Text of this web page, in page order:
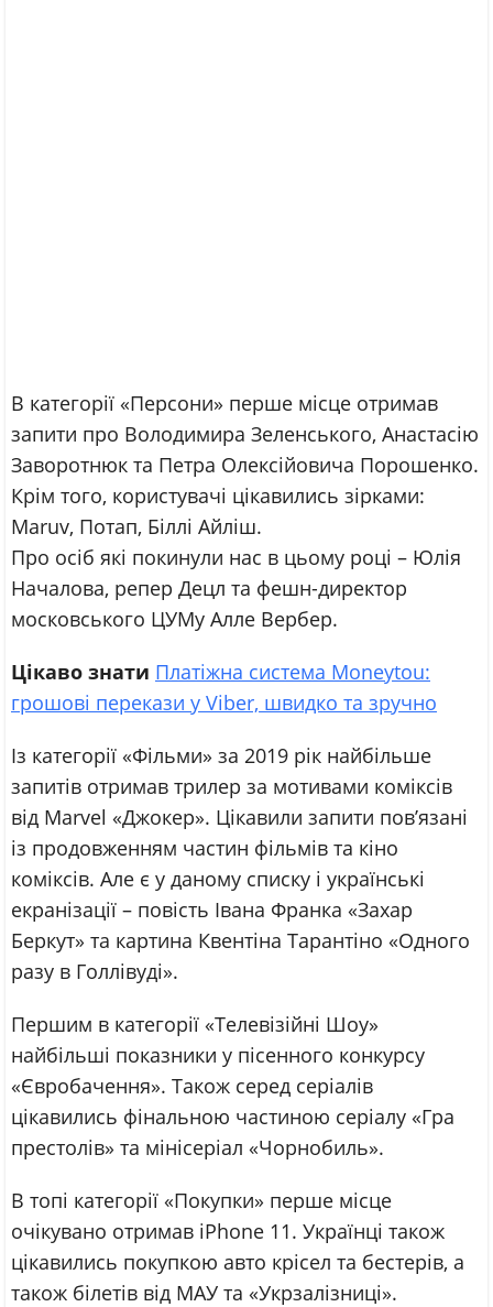
В категорії «Персони» перше місце отримав
запити про Володимира Зеленського, Анастасію
Заворотнюк та Петра Олексійовича Порошенко.
Крім того, користувачі цікавились зірками:
Maruv, Потап, Біллі Айліш.
Про осіб які покинули нас в цьому році – Юлія
Началова, репер Децл та фешн-директор
московського ЦУМу Алле Вербер.
Цікаво знати Платіжна система Moneytou:
грошові перекази у Viber, швидко та зручно
Із категорії «Фільми» за 2019 рік найбільше
запитів отримав трилер за мотивами коміксів
від Marvel «Джокер». Цікавили запити пов’язані
із продовженням частин фільмів та кіно
коміксів. Але є у даному списку і українські
екранізації – повість Івана Франка «Захар
Беркут» та картина Квентіна Тарантіно «Одного
разу в Голлівуді».
Першим в категорії «Телевізійні Шоу»
найбільші показники у пісенного конкурсу
«Євробачення». Також серед серіалів
цікавились фінальною частиною серіалу «Гра
престолів» та мінісеріал «Чорнобиль».
В топі категорії «Покупки» перше місце
очікувано отримав iPhone 11. Українці також
цікавились покупкою авто крісел та бестерів, а
також білетів від МАУ та «Укрзалізниці».